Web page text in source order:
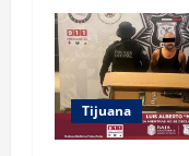
Tijuana